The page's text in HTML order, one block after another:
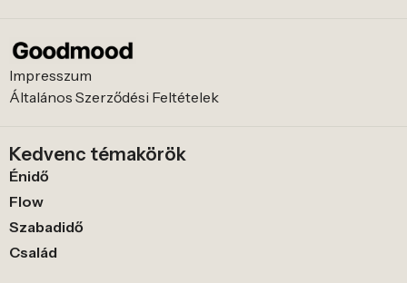
Impresszum
Általános Szerződési Feltételek
Kedvenc témakörök
Énidő
Flow
Szabadidő
Család